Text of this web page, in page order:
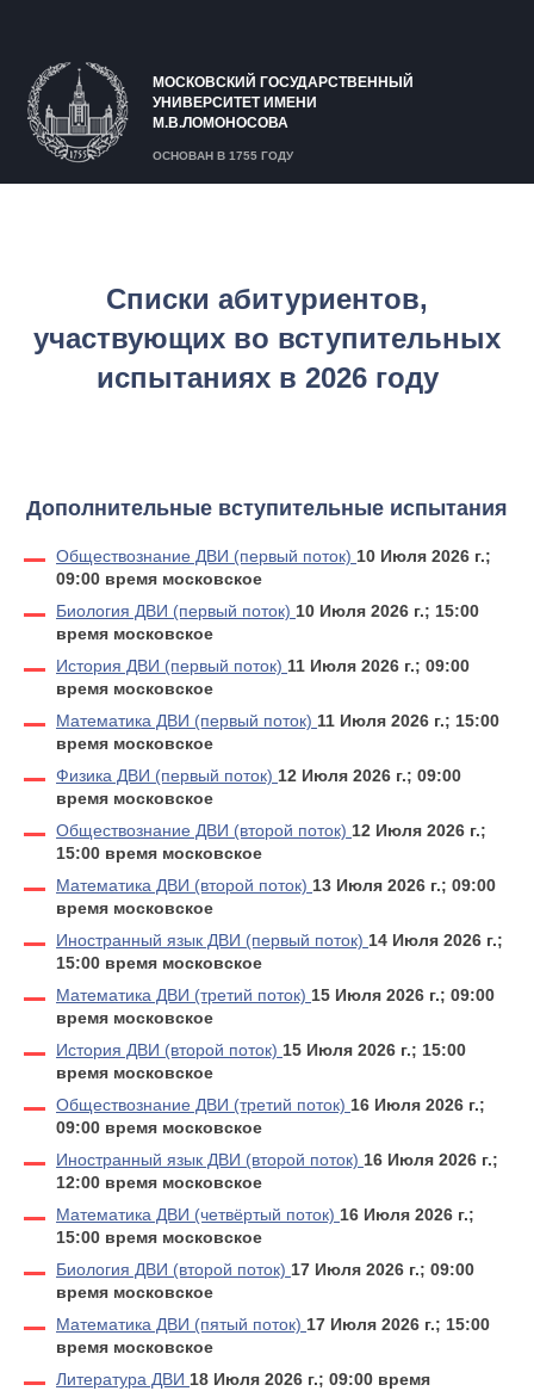
МОСКОВСКИЙ ГОСУДАРСТВЕННЫЙ
УНИВЕРСИТЕТ ИМЕНИ
М.В.ЛОМОНОСОВА
ОСНОВАН В 1755 ГОДУ
Списки абитуриентов,
участвующих во вступительных
испытаниях в 2026 году
Дополнительные вступительные испытания
Обществознание ДВИ (первый поток) 10 Июля 2026 г.;
09:00 время московское
Биология ДВИ (первый поток) 10 Июля 2026 г.; 15:00
время московское
История ДВИ (первый поток) 11 Июля 2026 г.; 09:00
время московское
Математика ДВИ (первый поток) 11 Июля 2026 г.; 15:00
время московское
Физика ДВИ (первый поток) 12 Июля 2026 г.; 09:00
время московское
Обществознание ДВИ (второй поток) 12 Июля 2026 г.;
15:00 время московское
Математика ДВИ (второй поток) 13 Июля 2026 г.; 09:00
время московское
Иностранный язык ДВИ (первый поток) 14 Июля 2026 г.;
15:00 время московское
Математика ДВИ (третий поток) 15 Июля 2026 г.; 09:00
время московское
История ДВИ (второй поток) 15 Июля 2026 г.; 15:00
время московское
Обществознание ДВИ (третий поток) 16 Июля 2026 г.;
09:00 время московское
Иностранный язык ДВИ (второй поток) 16 Июля 2026 г.;
12:00 время московское
Математика ДВИ (четвёртый поток) 16 Июля 2026 г.;
15:00 время московское
Биология ДВИ (второй поток) 17 Июля 2026 г.; 09:00
время московское
Математика ДВИ (пятый поток) 17 Июля 2026 г.; 15:00
время московское
Литература ДВИ 18 Июля 2026 г.; 09:00 время